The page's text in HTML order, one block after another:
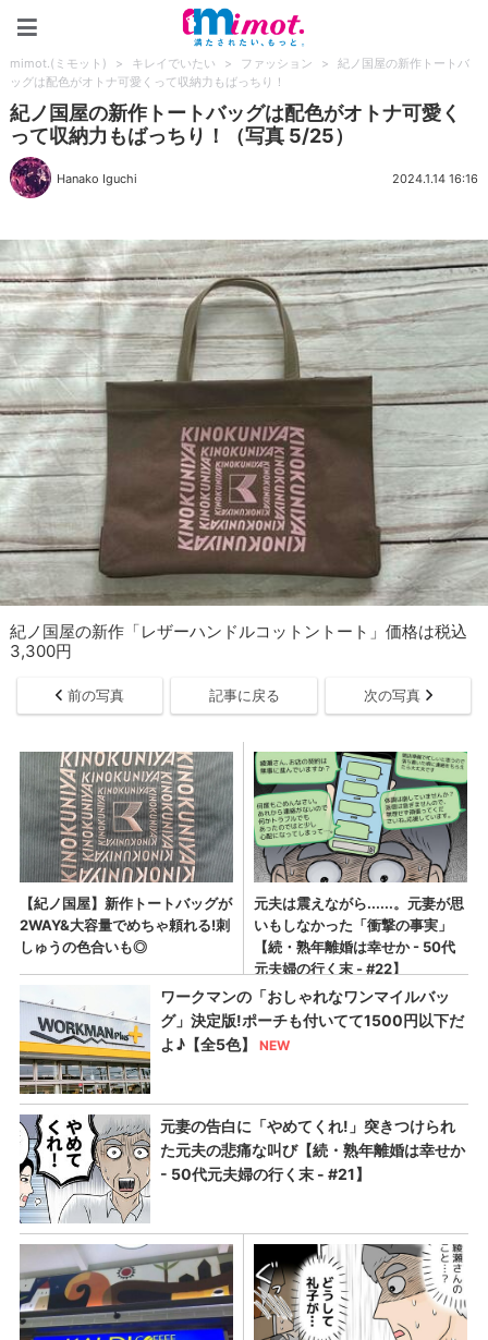
mimot.(ミモット) > キレイでいたい > ファッション >
紀ノ国屋の新作トートバ
ッグは配色がオトナ可愛くって収納力もばっちり！
紀ノ国屋の新作トートバッグは配色がオトナ可愛く
って収納力もばっちり！（写真 5/25）
Hanako Iguchi 2024.1.14 16:16
紀ノ国屋の新作「レザーハンドルコットントート」価格は税込
3,300円
前の写真 記事に戻る 次の写真